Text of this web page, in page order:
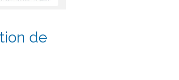
de